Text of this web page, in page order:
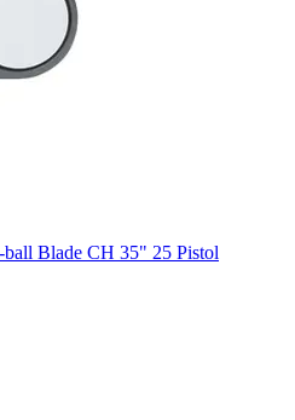
Blade CH 35" 25 Pistol